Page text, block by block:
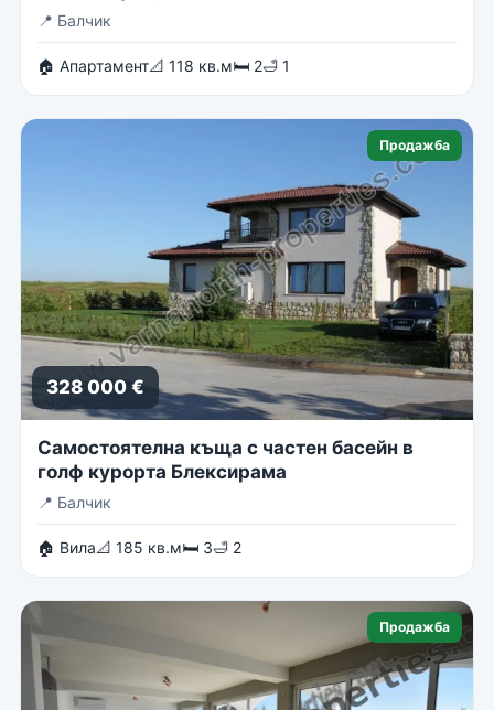
📍 Балчик
🏠 Апартамент📐 118 кв.м🛏 2🛁 1
Продажба
328 000 €
Самостоятелна къща с частен басейн в
голф курорта Блексирама
📍 Балчик
🏠 Вила📐 185 кв.м🛏 3🛁 2
Продажба